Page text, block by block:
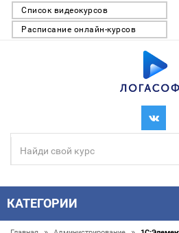
Список видеокурсов
Расписание онлайн-курсов
КАТЕГОРИИ